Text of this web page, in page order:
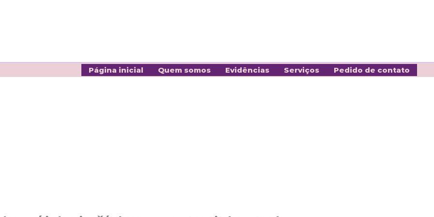
Página inicial Quem somos Evidências Serviços
Pedido de contato